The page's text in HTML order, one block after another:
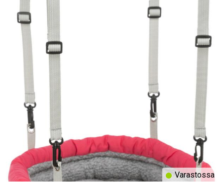
Varastossa